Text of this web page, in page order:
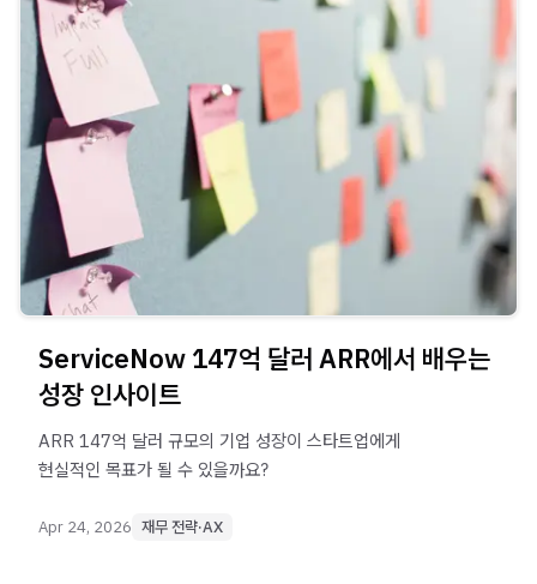
ServiceNow 147억 달러 ARR에서 배우는
성장 인사이트
ARR 147억 달러 규모의 기업 성장이 스타트업에게
현실적인 목표가 될 수 있을까요?
Apr 24, 2026 재무 전략·AX